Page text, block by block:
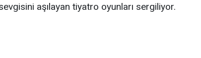
aşılayan tiyatro oyunları sergiliyor.